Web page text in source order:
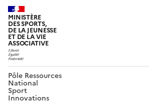
MINISTÈRE
DES SPORTS,
DE LA JEUNESSE
ET DE LA VIE
ASSOCIATIVE
Pôle Ressources
National
Sport
Innovations